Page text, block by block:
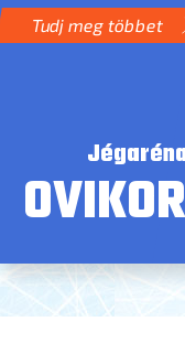
Tudj meg többet